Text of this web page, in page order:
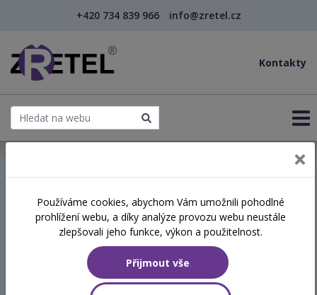
+420 734 839 966 info@zretel.cz
Kontakty
šablony
Hlasová hygiena a efektivní
mluvený projev pro
pedagogy (webinář)
Používáme cookies, abychom Vám umožnili pohodlné
prohlížení webu, a díky analýze provozu webu neustále
zlepšovali jeho funkce, výkon a použitelnost.
Přijmout vše